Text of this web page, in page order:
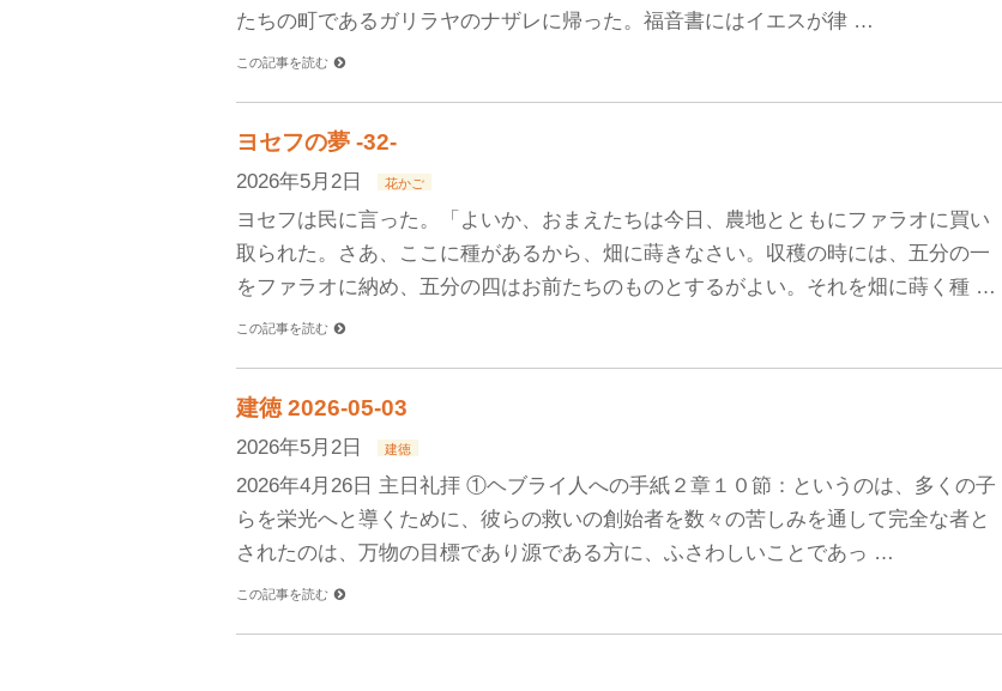
たちの町であるガリラヤのナザレに帰った。福音書にはイエスが律 …
この記事を読む
ヨセフの夢 -32-
2026年5月2日 花かご
ヨセフは民に言った。「よいか、おまえたちは今日、農地とともにファラオに買い
取られた。さあ、ここに種があるから、畑に蒔きなさい。収穫の時には、五分の一
をファラオに納め、五分の四はお前たちのものとするがよい。それを畑に蒔く種 …
この記事を読む
建徳 2026-05-03
2026年5月2日 建徳
2026年4月26日 主日礼拝 ①ヘブライ人への手紙２章１０節：というのは、多くの子
らを栄光へと導くために、彼らの救いの創始者を数々の苦しみを通して完全な者と
されたのは、万物の目標であり源である方に、ふさわしいことであっ …
この記事を読む